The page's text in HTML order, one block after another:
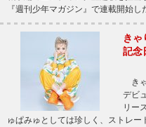
『週刊少年マガジン』で連載開始
きゃ
記念
き
デビ
リー
ゅぱみゅとしては珍しく、ストレ